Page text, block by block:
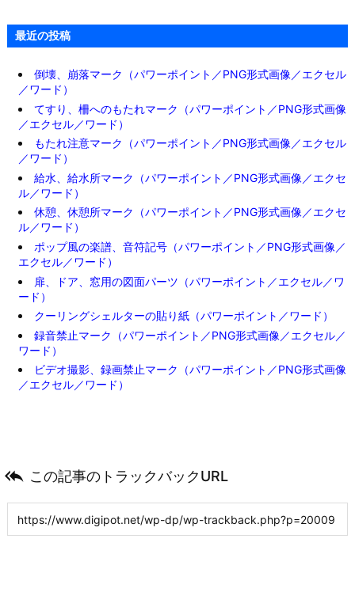
最近の投稿
倒壊、崩落マーク（パワーポイント／PNG形式画像／エクセル
／ワード）
てすり、柵へのもたれマーク（パワーポイント／PNG形式画像
／エクセル／ワード）
もたれ注意マーク（パワーポイント／PNG形式画像／エクセル
／ワード）
給水、給水所マーク（パワーポイント／PNG形式画像／エクセ
ル／ワード）
休憩、休憩所マーク（パワーポイント／PNG形式画像／エクセ
ル／ワード）
ポップ風の楽譜、音符記号（パワーポイント／PNG形式画像／
エクセル／ワード）
扉、ドア、窓用の図面パーツ（パワーポイント／エクセル／ワ
ード）
クーリングシェルターの貼り紙（パワーポイント／ワード）
録音禁止マーク（パワーポイント／PNG形式画像／エクセル／
ワード）
ビデオ撮影、録画禁止マーク（パワーポイント／PNG形式画像
／エクセル／ワード）
 この記事のトラックバックURL